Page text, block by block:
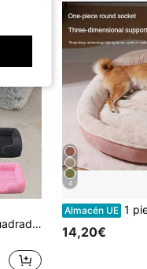
PETSIN 1 pieza Cama cuadrada de peluche cálida y cómoda para perros grandes, perros medianos, alfombra para mascotas, sofá para mascotas, cama para gatos, canasta para perros, canasta antiansiedad para perros
4
Almacén UE 1 pieza Cama para mascotas ovalada, impermeable, a prueba de fugas,
14,20€